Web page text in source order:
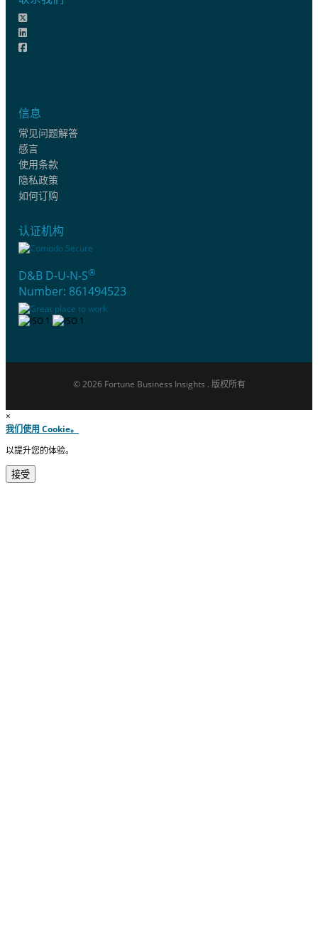
信息
常见问题解答
感言
使用条款
隐私政策
如何订购
认证机构
D&B D-U-N-S®
Number: 861494523
© 2026 Fortune Business Insights . 版权所有
×
我们使用 Cookie。
以提升您的体验。
接受